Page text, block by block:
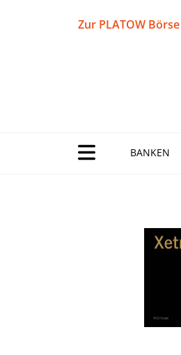
Zur PLATOW Börse
BANKEN